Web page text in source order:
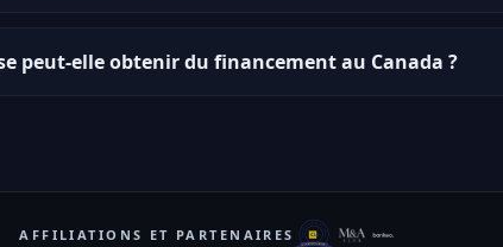
peut-elle obtenir du financement au Canada ?
AFFILIATIONS ET PARTENAIRES